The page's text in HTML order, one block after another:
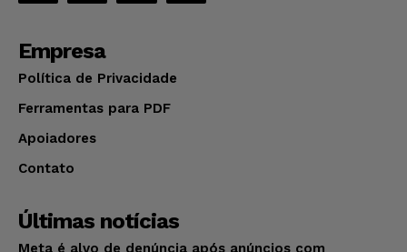
Empresa
Política de Privacidade
Ferramentas para PDF
Apoiadores
Contato
Últimas notícias
Meta é alvo de denúncia após anúncios com